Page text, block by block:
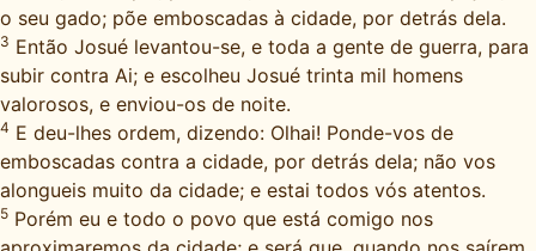
o seu gado; põe emboscadas à cidade, por detrás dela.
3 Então Josué levantou-se, e toda a gente de guerra, para
subir contra Ai; e escolheu Josué trinta mil homens
valorosos, e enviou-os de noite.
4 E deu-lhes ordem, dizendo: Olhai! Ponde-vos de
emboscadas contra a cidade, por detrás dela; não vos
alongueis muito da cidade; e estai todos vós atentos.
5 Porém eu e todo o povo que está comigo nos